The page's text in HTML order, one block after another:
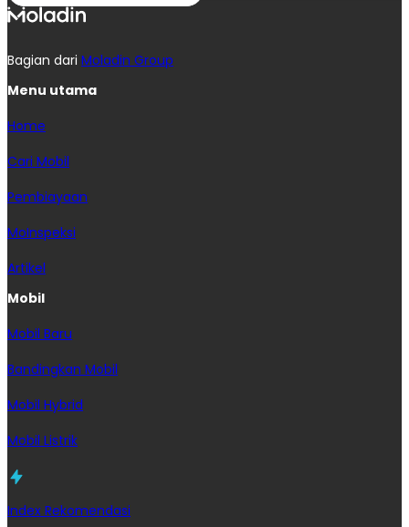
Bagian dari Moladin Group
Menu utama
Home
Cari Mobil
Pembiayaan
MoInspeksi
Artikel
Mobil
Mobil Baru
Bandingkan Mobil
Mobil Hybrid
Mobil Listrik
Index Rekomendasi